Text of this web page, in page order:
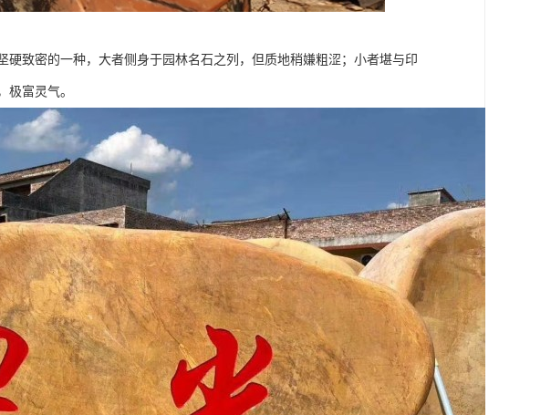
致密的一种，大者侧身于园林名石之列，但质地稍嫌粗涩；小者堪与印
富灵气。